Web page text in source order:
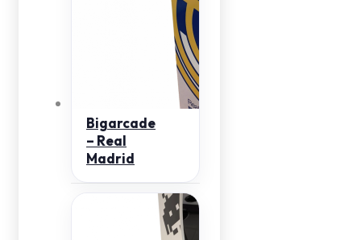
Bigarcade
– Real
Madrid